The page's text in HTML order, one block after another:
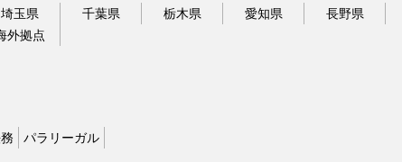
埼玉県 千葉県 栃木県 愛知県 長野県
外拠点
パラリーガル